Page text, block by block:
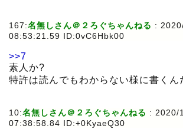
167:名無しさん＠２ろぐちゃんねる :
08:53:21.59 ID:0vC6Hbk00
>>7
素人か?
特許は読んでもわからない様に書くん
10:名無しさん＠２ろぐちゃんねる : 2020/
07:38:58.84 ID:+0KyaeQ30